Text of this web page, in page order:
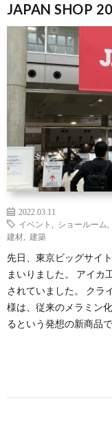
JAPAN SHOP
2022.03.11
イベント
ショールーム
建材
建築
先日、東京ビッグサイ
まいりました。 アイカ
されていました。 クラ
様は、従来のメラミン
るという発想の新商品